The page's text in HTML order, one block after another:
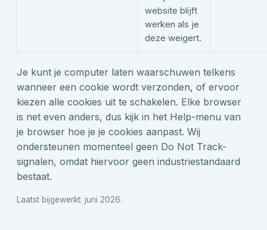
website blijft
werken als je
deze weigert.
Je kunt je computer laten waarschuwen telkens
wanneer een cookie wordt verzonden, of ervoor
kiezen alle cookies uit te schakelen. Elke browser
is net even anders, dus kijk in het Help-menu van
je browser hoe je je cookies aanpast. Wij
ondersteunen momenteel geen Do Not Track-
signalen, omdat hiervoor geen industriestandaard
bestaat.
Laatst bijgewerkt: juni 2026.